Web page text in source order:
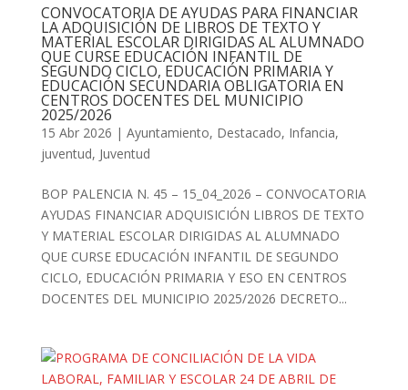
CONVOCATORIA DE AYUDAS PARA FINANCIAR
LA ADQUISICIÓN DE LIBROS DE TEXTO Y
MATERIAL ESCOLAR DIRIGIDAS AL ALUMNADO
QUE CURSE EDUCACIÓN INFANTIL DE
SEGUNDO CICLO, EDUCACIÓN PRIMARIA Y
EDUCACIÓN SECUNDARIA OBLIGATORIA EN
CENTROS DOCENTES DEL MUNICIPIO
2025/2026
15 Abr 2026 | Ayuntamiento, Destacado, Infancia,
juventud, Juventud
BOP PALENCIA N. 45 – 15_04_2026 – CONVOCATORIA
AYUDAS FINANCIAR ADQUISICIÓN LIBROS DE TEXTO
Y MATERIAL ESCOLAR DIRIGIDAS AL ALUMNADO
QUE CURSE EDUCACIÓN INFANTIL DE SEGUNDO
CICLO, EDUCACIÓN PRIMARIA Y ESO EN CENTROS
DOCENTES DEL MUNICIPIO 2025/2026 DECRETO...